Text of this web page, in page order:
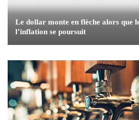
Le dollar monte en flèche alors que
l’inflation se poursuit